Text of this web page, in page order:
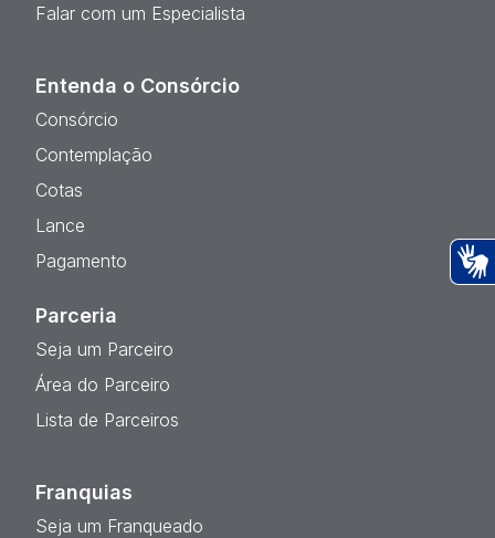
Falar com um Especialista
Entenda o Consórcio
Consórcio
Contemplação
Cotas
Lance
Pagamento
Parceria
Seja um Parceiro
Área do Parceiro
Lista de Parceiros
Franquias
Seja um Franqueado